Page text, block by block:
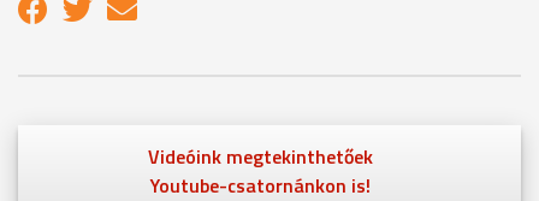
Videóink megtekinthetőek
Youtube-csatornánkon is!